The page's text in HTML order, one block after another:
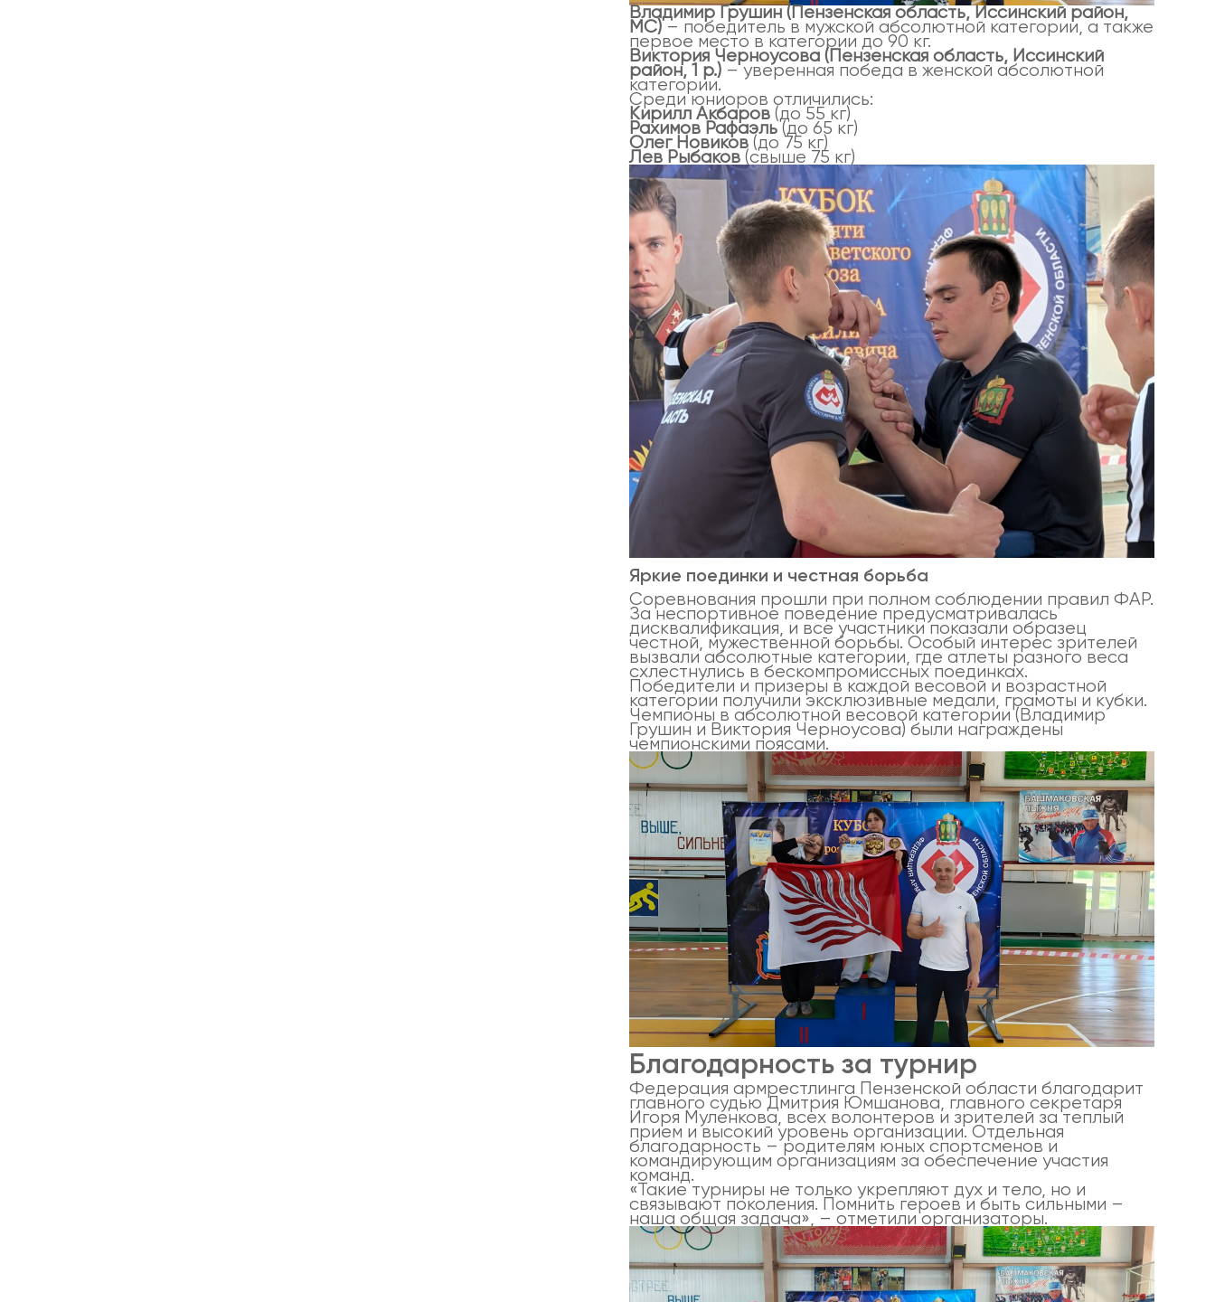
Владимир Грушин (Пензенская область, Иссинский район,
МС)– победитель в мужской абсолютной категории, а также
первое место в категории до 90 кг.
Виктория Черноусова (Пензенская область, Иссинский
район, 1 р.) – уверенная победа в женской абсолютной
категории.
Среди юниоров отличились:
Кирилл Акбаров (до 55 кг)
Рахимов Рафаэль(до 65 кг)
Олег Новиков (до 75 кг)
Лев Рыбаков (свыше 75 кг)
Яркие поединки и честная борьба
Соревнования прошли при полном соблюдении правил ФАР.
За неспортивное поведение предусматривалась
дисквалификация, и все участники показали образец
честной, мужественной борьбы. Особый интерес зрителей
вызвали абсолютные категории, где атлеты разного веса
схлестнулись в бескомпромиссных поединках.
Победители и призеры в каждой весовой и возрастной
категории получили эксклюзивные медали, грамоты и кубки.
Чемпионы в абсолютной весовой категории (Владимир
Грушин и Виктория Черноусова) были награждены
чемпионскими поясами.
Благодарность за турнир
Федерация армрестлинга Пензенской области благодарит
главного судью Дмитрия Юмшанова, главного секретаря
Игоря Муленкова, всех волонтеров и зрителей за теплый
прием и высокий уровень организации. Отдельная
благодарность – родителям юных спортсменов и
командирующим организациям за обеспечение участия
команд.
«Такие турниры не только укрепляют дух и тело, но и
связывают поколения. Помнить героев и быть сильными –
наша общая задача», – отметили организаторы.